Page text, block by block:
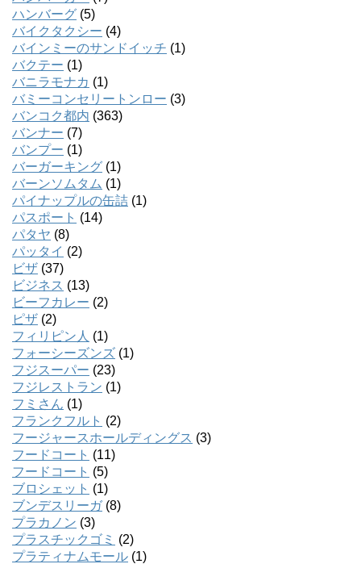
ハンバーグ (5)
バイクタクシー (4)
バインミーのサンドイッチ (1)
バクテー (1)
バニラモナカ (1)
バミーコンセリートンロー (3)
バンコク都内 (363)
バンナー (7)
バンプー (1)
バーガーキング (1)
バーンソムタム (1)
パイナップルの缶詰 (1)
パスポート (14)
パタヤ (8)
パッタイ (2)
ビザ (37)
ビジネス (13)
ビーフカレー (2)
ピザ (2)
フィリピン人 (1)
フォーシーズンズ (1)
フジスーパー (23)
フジレストラン (1)
フミさん (1)
フランクフルト (2)
フージャースホールディングス (3)
フードコート (11)
フードコート (5)
ブロシェット (1)
ブンデスリーガ(8)
プラカノン (3)
プラスチックゴミ (2)
プラティナムモール (1)